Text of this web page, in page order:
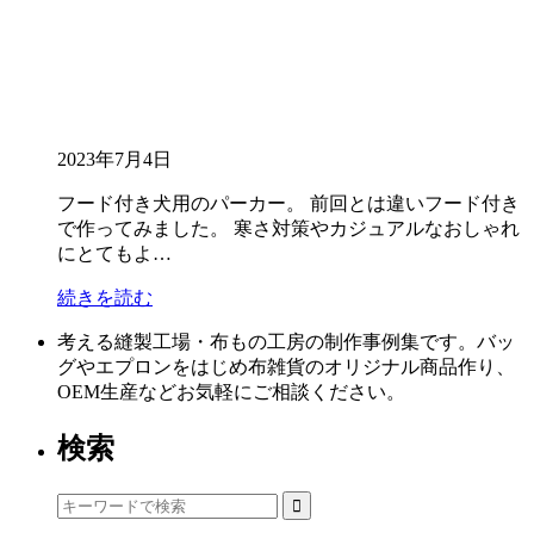
2023年7月4日
フード付き犬用のパーカー。 前回とは違いフード付き
で作ってみました。 寒さ対策やカジュアルなおしゃれ
にとてもよ…
続きを読む
考える縫製工場・布もの工房の制作事例集です。バッ
グやエプロンをはじめ布雑貨のオリジナル商品作り、
OEM生産などお気軽にご相談ください。
検索